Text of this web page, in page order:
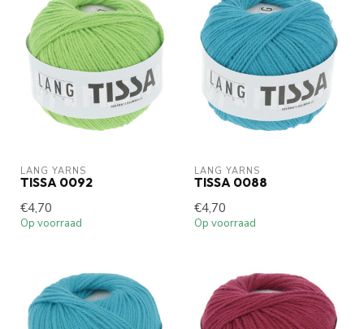
LANG YARNS
TISSA 0092
€4,70
Op voorraad
LANG YARNS
TISSA 0088
€4,70
Op voorraad